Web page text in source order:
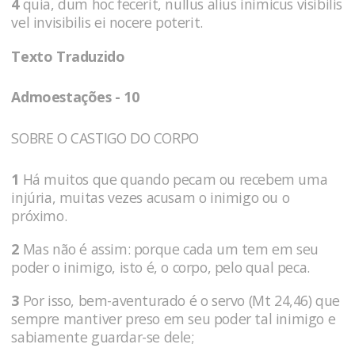
4quia, dum hoc fecerit, nullus alius inimicus visibilis
vel invisibilis ei nocere poterit.
Texto Traduzido
Admoestações - 10
SOBRE O CASTIGO DO CORPO
1 Há muitos que quando pecam ou recebem uma
injúria, muitas vezes acusam o inimigo ou o
próximo.
2 Mas não é assim: porque cada um tem em seu
poder o inimigo, isto é, o corpo, pelo qual peca.
3 Por isso, bem-aventurado é o servo (Mt 24,46) que
sempre mantiver preso em seu poder tal inimigo e
sabiamente guardar-se dele;